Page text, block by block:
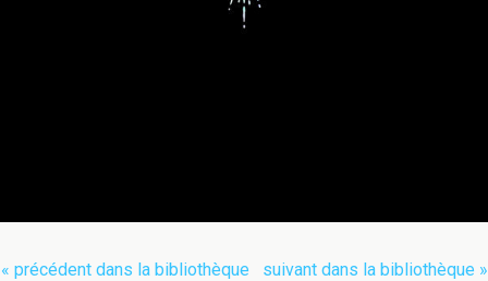
« précédent dans la bibliothèque suivant dans la bibliothèque »